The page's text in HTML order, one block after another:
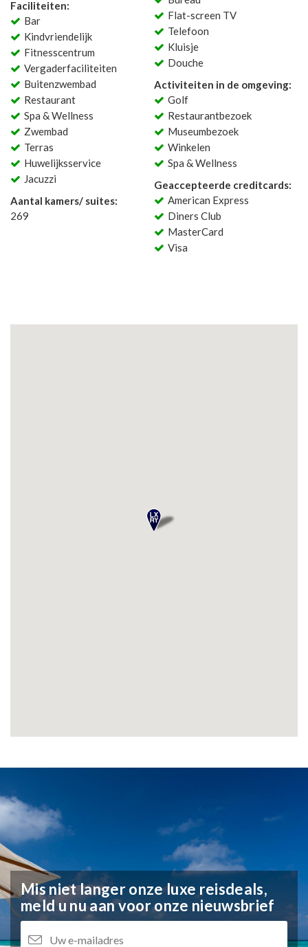
Faciliteiten:
Bar
Kindvriendelijk
Fitnesscentrum
Vergaderfaciliteiten
Buitenzwembad
Restaurant
Spa & Wellness
Zwembad
Terras
Huwelijksservice
Jacuzzi
Aantal kamers/ suites:
269
Flat-screen TV
Telefoon
Kluisje
Douche
Activiteiten in de omgeving:
Golf
Restaurantbezoek
Museumbezoek
Winkelen
Spa & Wellness
Geaccepteerde creditcards:
American Express
Diners Club
MasterCard
Visa
Mis niet langer onze luxe reisdeals,
meld u nu aan voor onze nieuwsbrief